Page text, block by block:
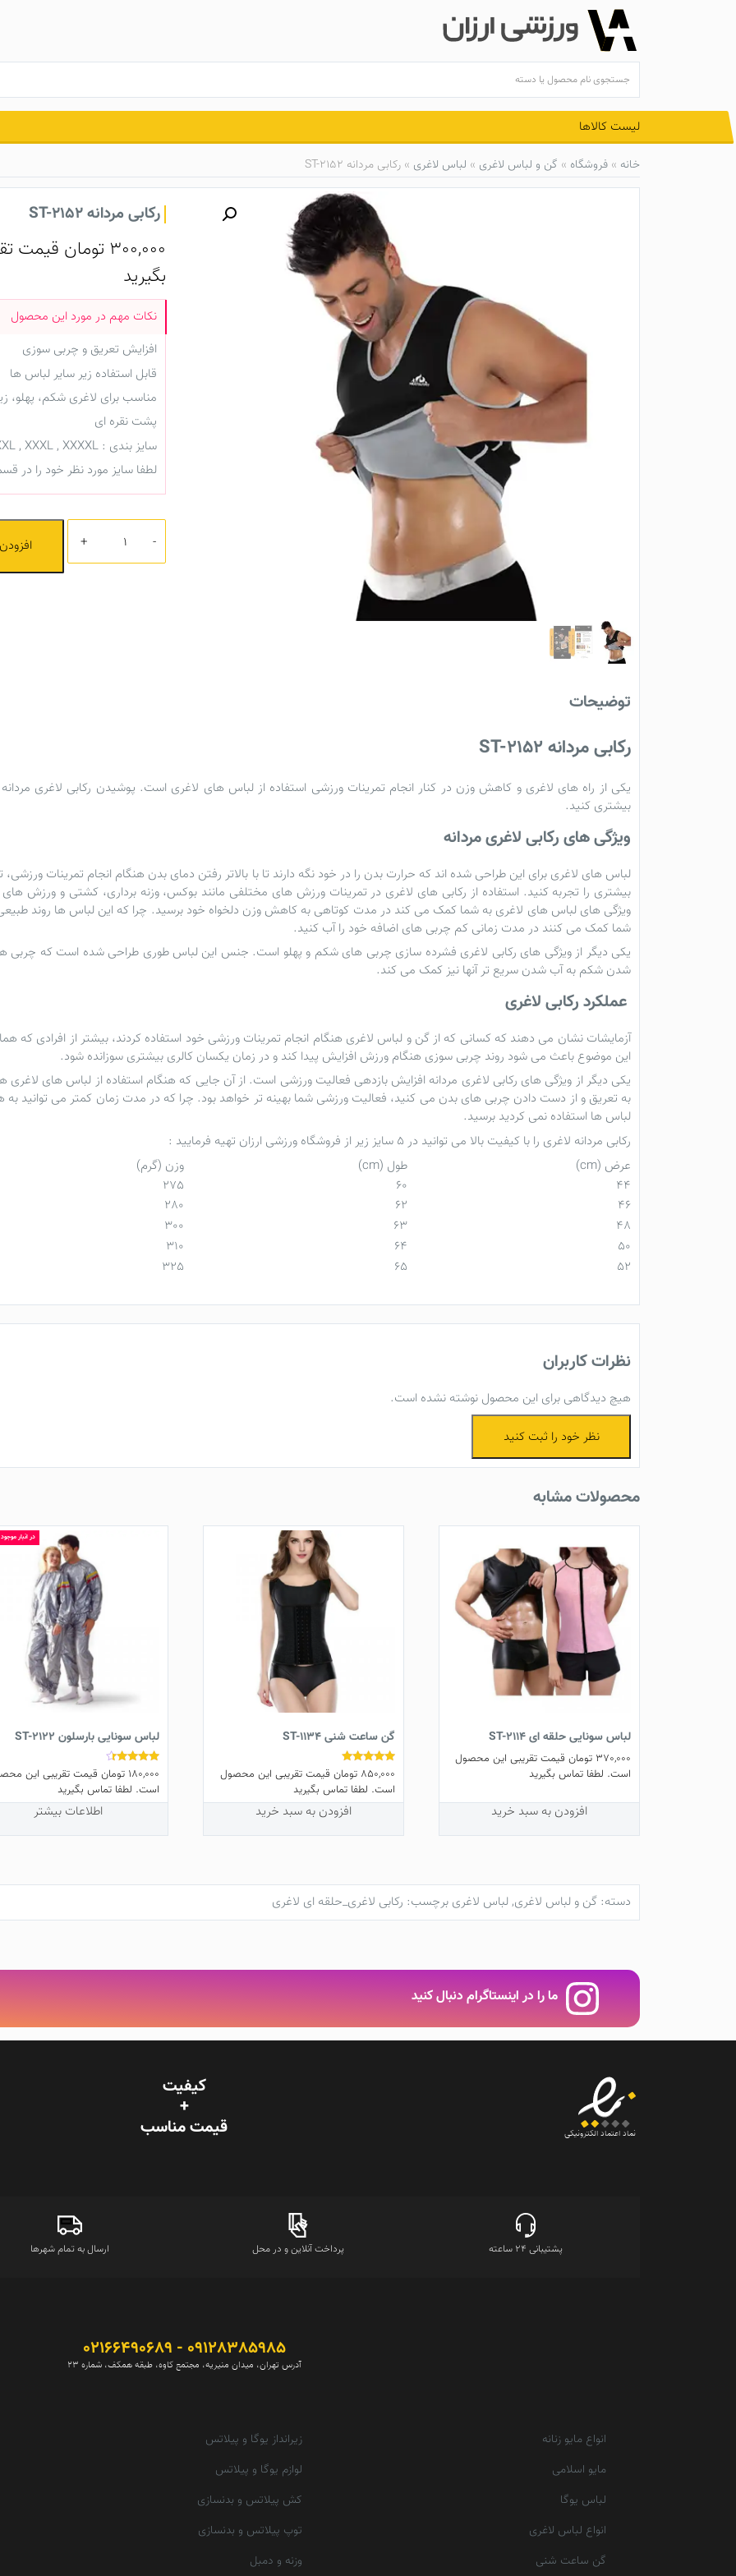
لیست کالاها
خانه » فروشگاه » گن و لباس لاغری » لباس لاغری » رکابی مردانه ST-2152
رکابی مردانه ST-2152
300,000 تومان قیمت
بگیرید
افزایش تعریق و چربی سوزی
قابل استفاده زیر سایر لباس ها
مناسب برای لاغری شکم، پهلو،
پشت نقره ای
سایز بندی : M , L , XL , XXL , XXXL , XXXXL
لطفا سایز مورد نظر خود را
توضیحات
رکابی مردانه ST-2152
یکی از راه های لاغری و کاهش وزن در کنار انجام تمرینات ورزشی استفاده ازلباس های لاغری است. پوشیدن رکابی لاغری
بیشتری کنید.
ویژگی های رکابی لاغری مردانه
لباس های لاغری برای این طراحی شده اند که حرارت بدن را در خود نگه دارند تا با بالاتر رفتن دمای بدن هنگام انجام تمرینات
بیشتری را تجربه کنید. استفاده از رکابی های لاغری در تمرینات ورزش های مختلفی مانند بوکس، وزنه برداری، کشتی و ورزش
ویژگی هایلباس های لاغری به شما کمک می کند در مدت کوتاهی به کاهش وزن دلخواه خود برسید. چرا که این لباس ها روند
شما کمک می کنند در مدت زمانی کم چربی های اضافه خود را آب کنید.
یکی دیگر از ویژگی های رکابی لاغری فشرده سازی چربی های شکم و پهلو است. جنس این لباس طوری طراحی شده است که چربی
شدن شکم به آب شدن سریع تر آنها نیز کمک می کند.
عملکرد رکابی لاغری
آزمایشات نشان می دهند که کسانی که ازگن و لباس لاغری هنگام انجام تمرینات ورزشی خود استفاده کردند، بیشتر از افرادی که
این موضوع باعث می شود روند چربی سوزی هنگام ورزش افزایش پیدا کند و در زمان یکسان کالری بیشتری سوزانده شود.
یکی دیگر از ویژگی های رکابی لاغری مردانه افزایش بازدهی فعالیت ورزشی است. از آن جایی که هنگام استفاده از لباس های
به تعریق و از دست دادن چربی های بدن می کنید، فعالیت ورزشی شما بهینه تر خواهد بود. چرا که در مدت زمان کمتر می توانید به
لباس ها استفاده نمی کردید برسید.
رکابی مردانه لاغری را با کیفیت بالا می توانید در 5 سایز زیر از
فروشگاه ورزشی ارزان تهیه فرمایید :
عرض (cm)
طول (cm) وزن (گرم)
44
60
275
46
62
280
48
63
300
50
64
310
52
65
325
نظرات کاربران
هیچ دیدگاهی برای این محصول نوشته نشده است.
نظر خود را ثبت کنید
محصولات مشابه
لباس سونایی حلقه ای ST-2114
370,000 تومان قیمت تقریبی این محصول
است. لطفا تماس بگیرید
افزودن به سبد خرید
گن ساعت شنی ST-1134
نمره
5.00
از 5
850,000 تومانقیمت تقریبی این محصول
است. لطفا تماس بگیرید
افزودن به سبد خرید
در انبار
لباس سونایی بارسلون ST-2122
نمره
4.20
از 5
180,000 تومانقیمت تقریبی این
است. لطفا تماس بگیرید
اطلاعات بیشتر
دسته: گن و لباس لاغری,لباس لاغری برچسب: رکابی لاغری_حلقه ای لاغری
ما را در اینستاگرام دنبال کنید
نماد اعتماد الکترونیکی
کیفیت
+
قیمت‌ مناسب
پشتیبانی 24 ساعته پرداخت آنلاین و در محل ارسال به تمام شهرها
09128385985 - 02166490689
آدرس تهران، میدان منیریه، مجتمع کاوه، طبقه همکف، شماره 23
انواع مایو زنانه
مایو اسلامی
لباس یوگا
انواع لباس لاغری
گن ساعت شنی
زیرانداز یوگا و پیلاتس
لوازم یوگا و پیلاتس
کش پیلاتس و بدنسازی
توپ پیلاتس و بدنسازی
وزنه و دمبل